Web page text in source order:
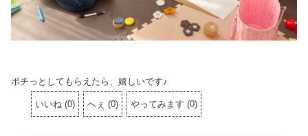
ポチっとしてもらえたら、嬉しいです♪
いいね (0) へぇ (0) やってみます (0)